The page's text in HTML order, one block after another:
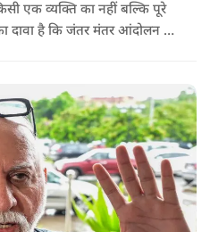
एक व्यक्ति का नहीं बल्कि पूरे
है कि जंतर मंतर आंदोलन से